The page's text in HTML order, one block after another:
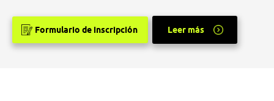
Formulario de inscripción Leer más